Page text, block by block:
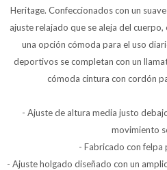
Heritage. Confeccionados con un
ajuste relajado que se aleja del
una opción cómoda para el uso
deportivos se completan con un
cómoda cintura con cordón
- Ajuste de altura media justo
movimiento
- Fabricado con felpa
- Ajuste holgado diseñado con un